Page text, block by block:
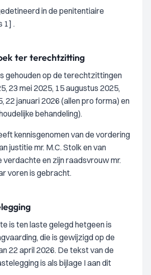
in de penitentiaire
1] .
ter terechtzitting
gehouden op de terechtzittingen
23 mei 2025, 15 augustus 2025,
22 januari 2026 (allen pro forma) en
behandeling).
kennisgenomen van de vordering
justitie mr. M.C. Stolk en van
verdachte en zijn raadsvrouw mr.
voren is gebracht.
is ten laste gelegd hetgeen is
die is gewijzigd op de
22 april 2026. De tekst van de
is als bijlage I aan dit